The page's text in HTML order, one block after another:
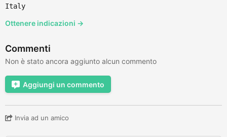
Italy
Ottenere indicazioni →
Commenti
Non è stato ancora aggiunto alcun commento
Aggiungi un commento
Invia ad un amico